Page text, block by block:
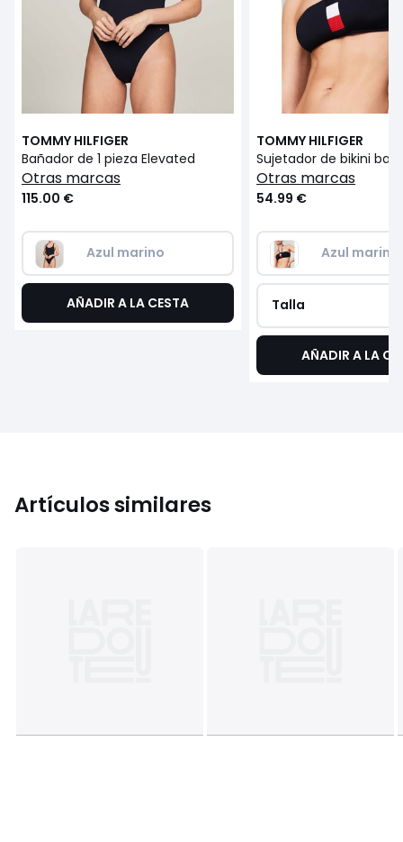
TOMMY HILFIGER
Bañador de 1 pieza Elevated
otras marcas
115.00 €
Azul marino
AÑADIR A LA CESTA
TOMMY HILFIGER
otras marcas
54.99 €
Azul marino
Talla
AÑADIR A LA
Artículos similares